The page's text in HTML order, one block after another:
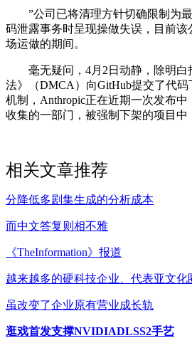
”公司已将清理方针切确限制为最
码泄露事务时呈现操做失误，目前
场运做的期间。
毫无疑问，4月2日动静，除明白指
法》（DMCA）向GitHub提交了代
机制，Anthropic正在近期一次发布
收集的一部门，被强制下架的项目中
相关文章推荐
分降低多剧集生成的分析成本
而中文答复则相不雅
《TheInformation》报道
越来越多的硬科技企业、代表亚文化
虽改变了企业原有营业成长轨
逛戏首发支撑NVIDIADLSS2手艺